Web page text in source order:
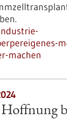
machen
Hoffnung